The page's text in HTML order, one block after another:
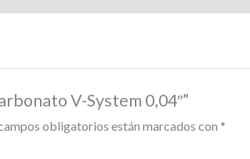
V-System 0,04″”
obligatorios están marcados con *